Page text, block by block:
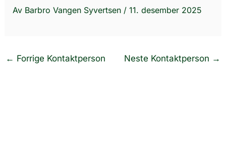
Av Barbro Vangen Syvertsen / 11. desember 2025
← Forrige Kontaktperson Neste Kontaktperson →